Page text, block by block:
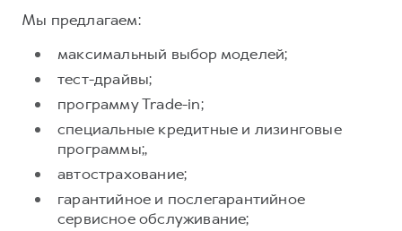
Корпоративным клиентам
Крупным корпоративным клиентам
Система управления автопарком
Сервис для корпоративных клиентов
HAVAL Лизинг
АКСЕССУАРЫ HAVAL
Автомобильные аксессуары
Программа «HAVAL Защита+»
Руководства по эксплуатации
Подписки
АКСЕССУАРЫ HAVAL
Автомобильные аксессуары
Коллекция PRO
Коллекция Базовая
Мы предлагаем:
максимальный выбор моделей;
тест-драйвы;
программу Trade-in;
специальные кредитные и лизинговые
программы;,
автострахование;
гарантийное и послегарантийное
сервисное обслуживание;